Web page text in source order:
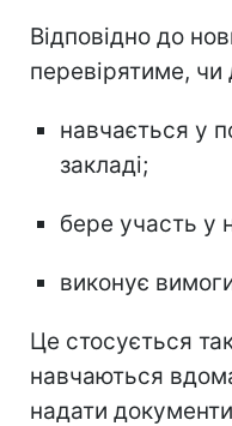
Відповідно до
перевірятиме, чи
навчається у
закладі;
бере участь у
виконує
Це стосується
навчаються
надати